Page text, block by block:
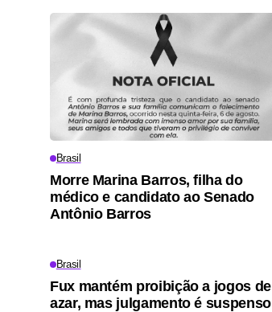
Brasil
Morre Marina Barros, filha do
médico e candidato ao Senado
Antônio Barros
Brasil
Fux mantém proibição a jogos de
azar, mas julgamento é suspenso